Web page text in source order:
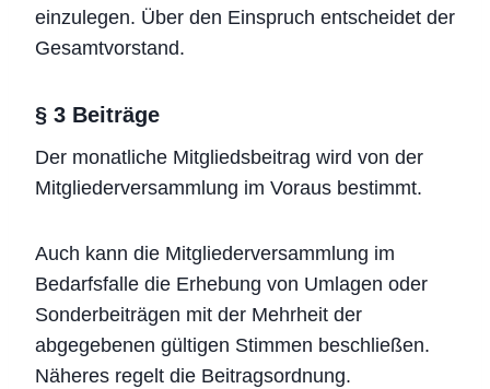
einzulegen. Über den Einspruch entscheidet der
Gesamtvorstand.
§ 3 Beiträge
Der monatliche Mitgliedsbeitrag wird von der
Mitgliederversammlung im Voraus bestimmt.
Auch kann die Mitgliederversammlung im
Bedarfsfalle die Erhebung von Umlagen oder
Sonderbeiträgen mit der Mehrheit der
abgegebenen gültigen Stimmen beschließen.
Näheres regelt die Beitragsordnung.